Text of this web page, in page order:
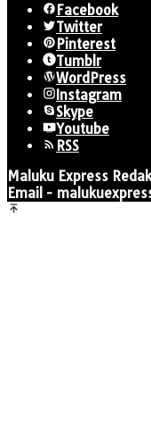
Facebook
Twitter
Pinterest
Tumblr
WordPress
Instagram
Skype
Youtube
RSS
Maluku Express
Email -